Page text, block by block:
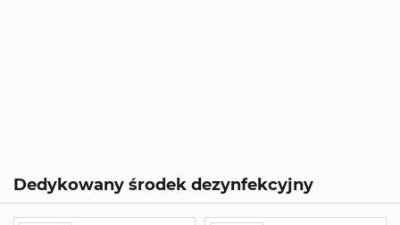
Dedykowany środek dezynfekcyjny